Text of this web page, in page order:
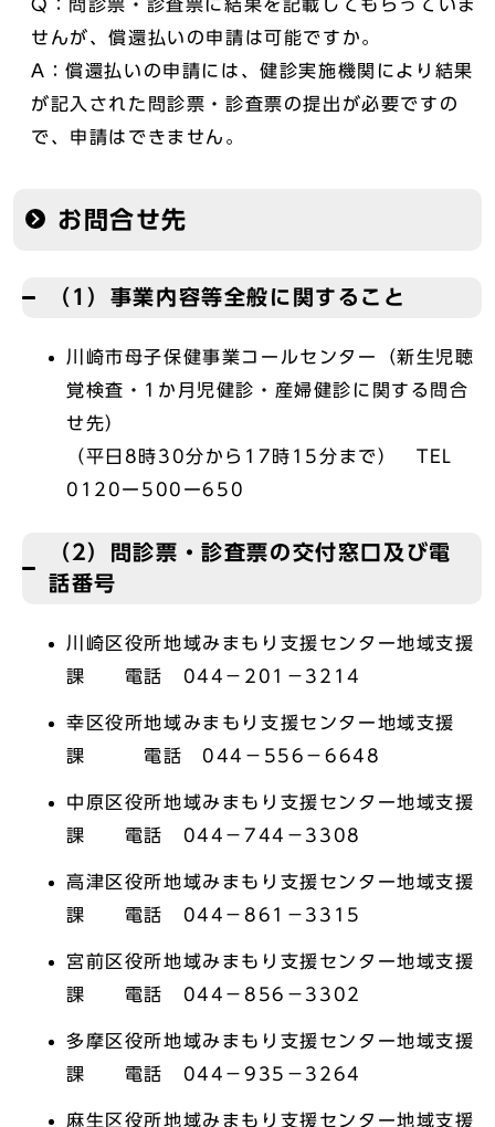
Q：問診票・診査票に結果を記載してもらっていま
せんが、償還払いの申請は可能ですか。
A：償還払いの申請には、健診実施機関により結果
が記入された問診票・診査票の提出が必要ですの
で、申請はできません。
お問合せ先
（1）事業内容等全般に関すること
川崎市母子保健事業コールセンター（新生児聴
覚検査・1か月児健診・産婦健診に関する問合
せ先）
（平日8時30分から17時15分まで） TEL
0120ー500ー650
（2）問診票・診査票の交付窓口及び電
話番号
川崎区役所地域みまもり支援センター地域支援
課 電話 044－201－3214
幸区役所地域みまもり支援センター地域支援
課 電話 044－556－6648
中原区役所地域みまもり支援センター地域支援
課 電話 044－744－3308
高津区役所地域みまもり支援センター地域支援
課 電話 044－861－3315
宮前区役所地域みまもり支援センター地域支援
課 電話 044－856－3302
多摩区役所地域みまもり支援センター地域支援
課 電話 044－935－3264
麻生区役所地域みまもり支援センター地域支援